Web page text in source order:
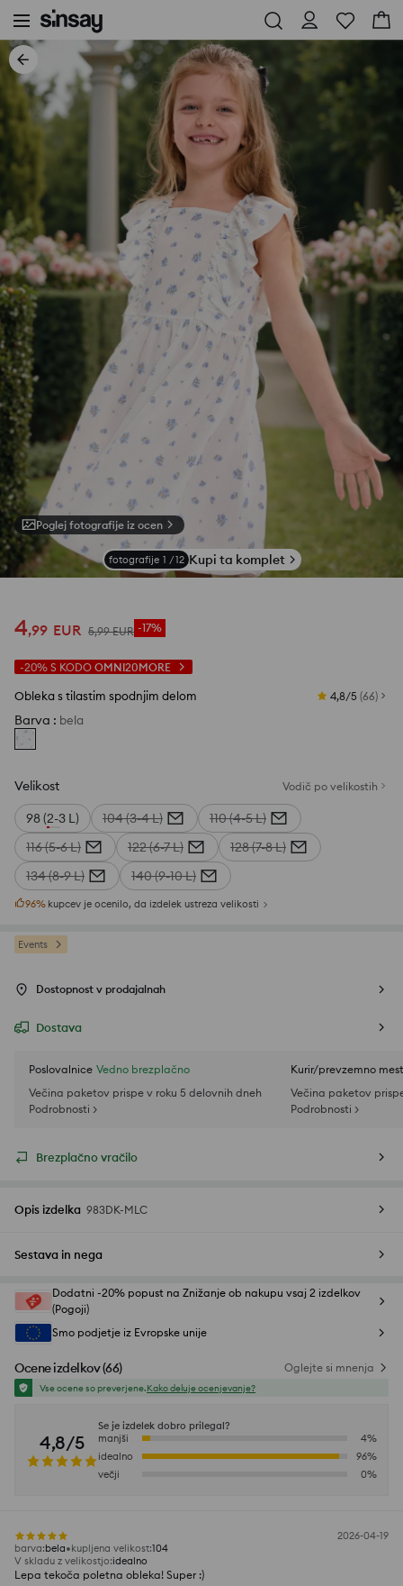
Poglej fotografije iz ocen
fotografije 1 /12 Kupi ta komplet
4,99 EUR 5,99 EUR -17%
-20% S KODO OMNI20MORE
Obleka s tilastim spodnjim delom 4,8/5 (66)
Barva : bela
Velikost Vodič po velikostih
98 (2-3 L) 104 (3-4 L)
110 (4-5 L)
116 (5-6 L)
122 (6-7 L)
128 (7-8 L)
134 (8-9 L)
140 (9-10 L)
96% kupcev je ocenilo, da izdelek ustreza velikosti
Events
Dostopnost v prodajalnah
Dostava
Poslovalnice Vedno brezplačno
Večina paketov prispe v roku 5 delovnih dneh
Podrobnosti >
Kurir/prevzemno
Večina paketov
Podrobnosti >
Brezplačno vračilo
Opis izdelka 983DK-MLC
Sestava in nega
Dodatni -20% popust na Znižanje ob nakupu vsaj 2 izdelkov
(Pogoji)
Smo podjetje iz Evropske unije
Ocene izdelkov(66) Oglejte si mnenja
Vse ocene so preverjene.Kako deluje ocenjevanje?
4,8/5
Se je izdelek dobro prilegal?
manjši
4%
idealno
96%
večji
0%
2026-04-19
barva:bela kupljena velikost:104
V skladu z velikostjo:idealno
Lepa tekoča poletna obleka! Super :)